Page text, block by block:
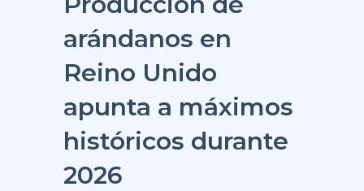
arándanos en
Reino Unido
apunta a máximos
históricos durante
2026